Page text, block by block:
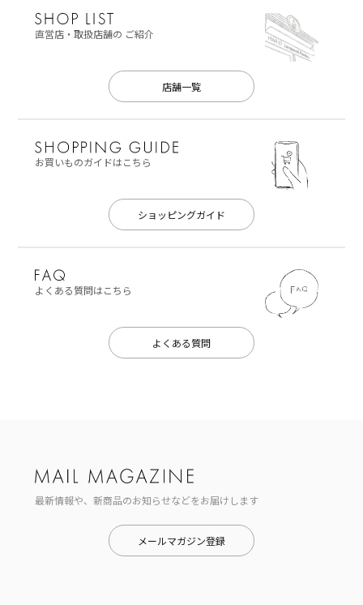
直営店・取扱店舗の ご紹介
店舗一覧
お買いものガイドはこちら
ショッピングガイド
よくある質問はこちら
よくある質問
最新情報や、新商品のお知らせなどをお届けします
メールマガジン登録